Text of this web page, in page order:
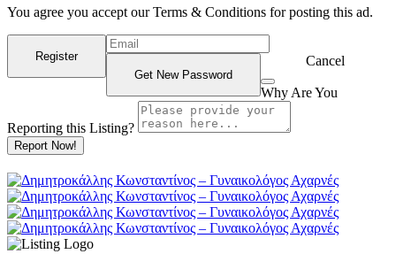
You agree you accept our Terms & Conditions for posting this ad.
Cancel
Why Are You
Reporting this Listing?
Report Now!